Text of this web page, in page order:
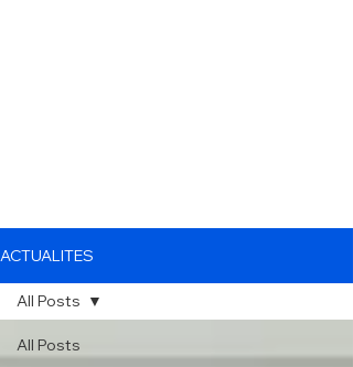
ACTUALITES
All Posts
All Posts